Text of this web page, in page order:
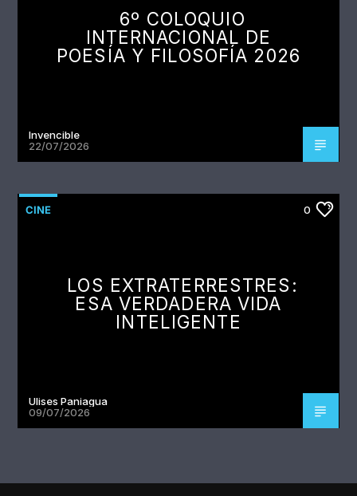
6º COLOQUIO
INTERNACIONAL DE
POESÍA Y FILOSOFÍA 2026
Invencible
22/07/2026
CINE 0
LOS EXTRATERRESTRES:
ESA VERDADERA VIDA
INTELIGENTE
Ulises Paniagua
09/07/2026